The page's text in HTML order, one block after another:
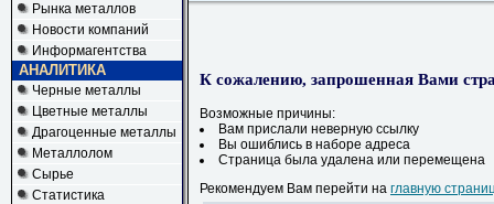
Рынка металлов
Новости компаний
Информагентства
АНАЛИТИКА
Черные металлы
Цветные металлы
Драгоценные металлы
Металлолом
Сырье
Статистика
К сожалению, запрошенная Вами
Возможные причины:
Вам прислали неверную ссылку
Вы ошиблись в наборе адреса
Страница была удалена или перемещена
Рекомендуем Вам перейти на главную